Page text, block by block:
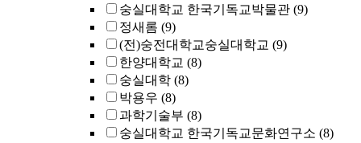
숭실대학교 한국기독교박물관 (9)
정새롬 (9)
(전)숭전대학교숭실대학교 (9)
한양대학교 (8)
숭실대학 (8)
박용우 (8)
과학기술부 (8)
숭실대학교 한국기독교문화연구소 (8)